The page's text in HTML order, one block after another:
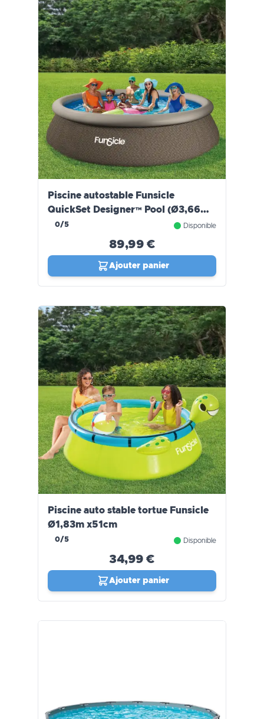
Piscine autostable Funsicle
QuickSet Designer™ Pool (Ø3,66m
x h 76cm)
0/5 Disponible
89,99 €
Ajouter panier
Piscine auto stable tortue Funsicle
Ø1,83m x51cm
0/5 Disponible
34,99 €
Ajouter panier